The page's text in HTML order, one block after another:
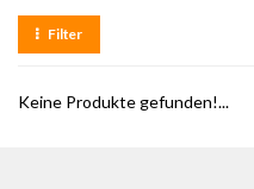
Filter
Keine Produkte gefunden!...